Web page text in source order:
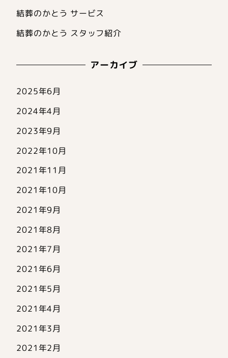
結葬のかとう サービス
結葬のかとう スタッフ紹介
アーカイブ
2025年6月
2024年4月
2023年9月
2022年10月
2021年11月
2021年10月
2021年9月
2021年8月
2021年7月
2021年6月
2021年5月
2021年4月
2021年3月
2021年2月